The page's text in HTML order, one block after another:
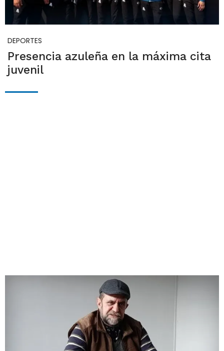
DEPORTES
Presencia azuleña en la máxima cita
juvenil